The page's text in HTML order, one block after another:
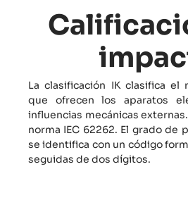
La clasificación IK clasifica el
que ofrecen los aparatos
influencias mecánicas
norma IEC 62262. El grado de
se identifica con un código
seguidas de dos dígitos.